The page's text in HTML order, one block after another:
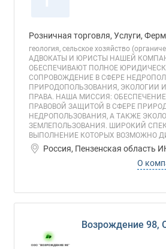
Розничная торговля, Услуги,
геология, сельское хозяйство
АДВОКАТЫ И ЮРИСТЫ НАШЕЙ
ОБЕСПЕЧИВАЮТ ПОЛНОЕ
СОПРОВОЖДЕНИЕ В СФЕРЕ
ПРИРОДОПОЛЬЗОВАНИЯ, ЭКОЛОГИИ
ПРАВА. НАША МИССИЯ:
ПРАВОВОЙ ЗАЩИТОЙ В СФЕРЕ
НЕДРОПОЛЬЗОВАНИЯ, А ТАКЖЕ
ЗЕМЛЕПОЛЬЗОВАНИЯ. ШИРОКИЙ
ВЫПОЛНЕНИЕ КОТОРЫХ ВОЗМОЖНО
Россия, Пензенская область
О
Возрождение 98,